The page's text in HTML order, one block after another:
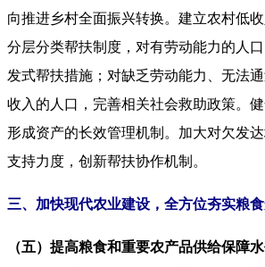
向推进乡村全面振兴转换。建立农村低
分层分类帮扶制度，对有劳动能力的人
发式帮扶措施；对缺乏劳动能力、无法
收入的人口，完善相关社会救助政策。
形成资产的长效管理机制。加大对欠发
支持力度，创新帮扶协作机制。
三、加快现代农业建设，全方位夯实粮
（五）提高粮食和重要农产品供给保障水